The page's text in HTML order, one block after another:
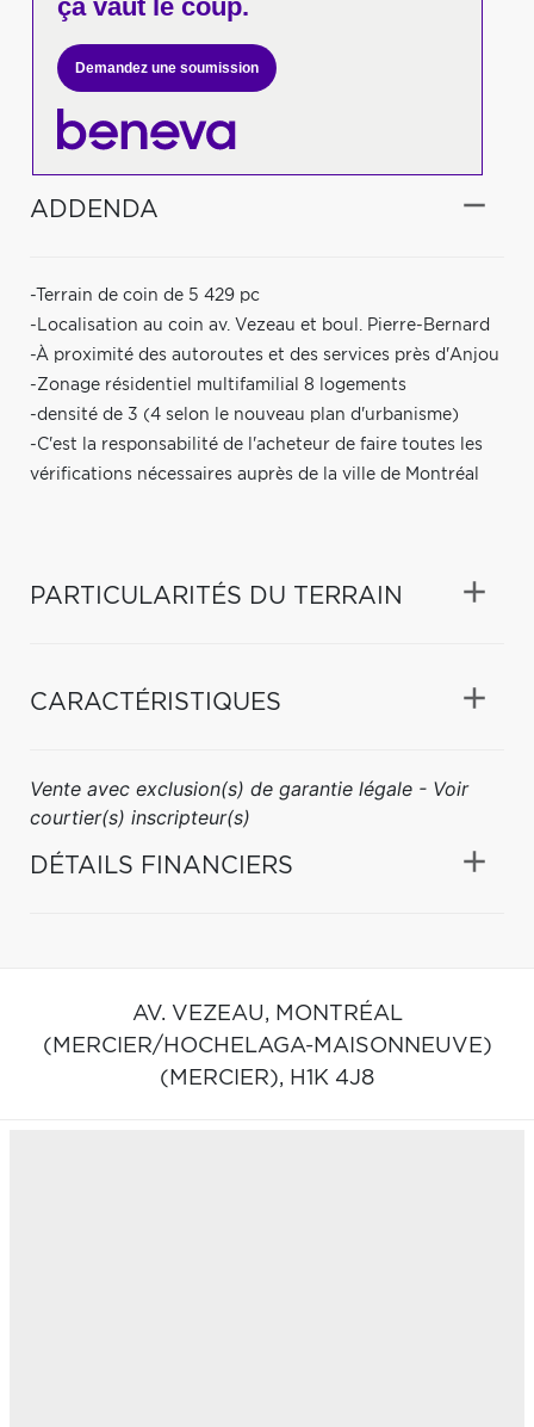
ça vaut le coup.
Demandez une soumission
ADDENDA
-Terrain de coin de 5 429 pc
-Localisation au coin av. Vezeau et boul. Pierre-Bernard
-À proximité des autoroutes et des services près d'Anjou
-Zonage résidentiel multifamilial 8 logements
-densité de 3 (4 selon le nouveau plan d'urbanisme)
-C'est la responsabilité de l'acheteur de faire toutes les
vérifications nécessaires auprès de la ville de Montréal
PARTICULARITÉS DU TERRAIN
CARACTÉRISTIQUES
Vente avec exclusion(s) de garantie légale - Voir
courtier(s) inscripteur(s)
DÉTAILS FINANCIERS
AV. VEZEAU, MONTRÉAL
(MERCIER/HOCHELAGA-MAISONNEUVE)
(MERCIER), H1K 4J8